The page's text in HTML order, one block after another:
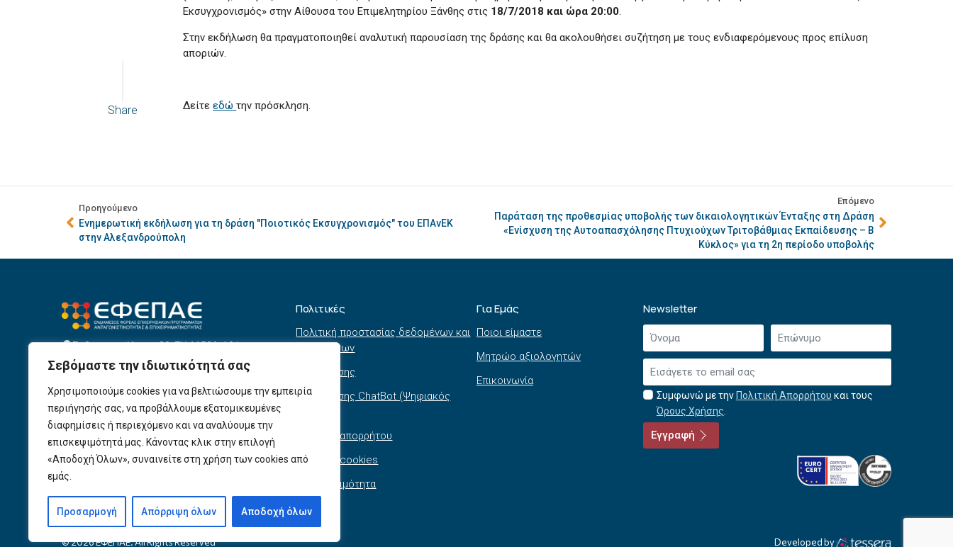
Σεβόμαστε την ιδιωτικότητά σας
Χρησιμοποιούμε cookies για να βελτιώσουμε την εμπειρία
περιήγησής σας, να προβάλλουμε εξατομικευμένες
διαφημίσεις ή περιεχόμενο και να αναλύουμε την
επισκεψιμότητά μας. Κάνοντας κλικ στην επιλογή
«Αποδοχή Όλων», συναινείτε στη χρήση των cookies από
εμάς.
Προσαρμογή Απόρριψη όλων Αποδοχή όλων
Share
Εκσυγχρονισμός» στην Αίθουσα του Επιμελητηρίου Ξάνθης στις 18/7/2018 και ώρα 20:00.
Στην εκδήλωση θα πραγματοποιηθεί αναλυτική παρουσίαση της δράσης και θα ακολουθήσει συζήτηση με τους ενδιαφερόμενους προς επίλυση
αποριών.
Δείτεεδώ την πρόσκληση.
Προηγούμενο
Ενημερωτική εκδήλωση για τη δράση "Ποιοτικός Εκσυγχρονισμός" του ΕΠΑνΕΚ
στην Αλεξανδρούπολη
Επόμενο
Παράταση της προθεσμίας υποβολής των δικαιολογητικών Ένταξης στη Δράση
«Ενίσχυση της Αυτοαπασχόλησης Πτυχιούχων Τριτοβάθμιας Εκπαίδευσης – Β
Κύκλος» για τη 2η περίοδο υποβολής
Σεβαστουπόλεως 80, ΤΚ 11526, Αθήνα
info@efepae.gr
anaptyxiakos@efepae.gr
210 6985210
Ωράριο Λειτουργίας:
Δευτέρα – Παρασκευή, 09:00 – 17:00
Αριθμός ΓΕΜΗ: 154190801000
Πολιτικές
Πολιτική προστασίας δεδομένων και
συστημάτων
Όροι χρήσης
Όροι χρήσης ChatBot (Ψηφιακός
Πολιτική απορρήτου
Πολιτική cookies
Προσβασιμότητα
Για Εμάς
Ποιοι είμαστε
Μητρώο αξιολογητών
Επικοινωνία
Newsletter
Όνομα
Επώνυμο
Email
Αποδοχή
όρων
χρήσης
*
Συμφωνώ με την Πολιτική Απορρήτου και τους
Όρους Χρήσης
Εγγραφή
© 2026 ΕΦΕΠΑΕ. All Rights Reserved Developed by